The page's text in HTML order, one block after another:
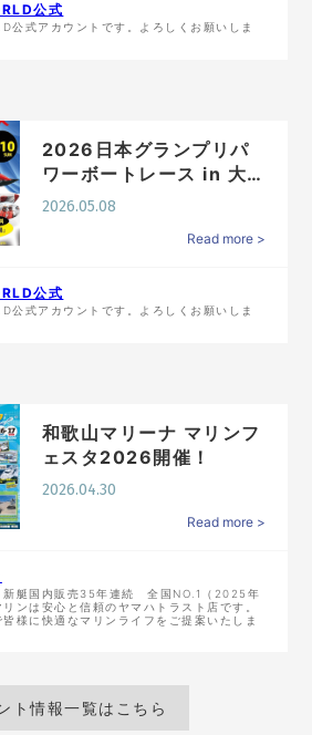
公式
公式アカウントです。よろしくお願いしま
2026日本グランプリパ
ワーボートレース in 大
阪湾／堺 開催!!
2026.05.08
Read more >
公式
公式アカウントです。よろしくお願いしま
和歌山マリーナ マリンフ
ェスタ2026開催！
2026.04.30
Read more >
新艇国内販売35年連続 全国NO.1（2025年
ンは安心と信頼のヤマハトラスト店です。
皆様に快適なマリンライフをご提案いたしま
ト情報一覧はこちら